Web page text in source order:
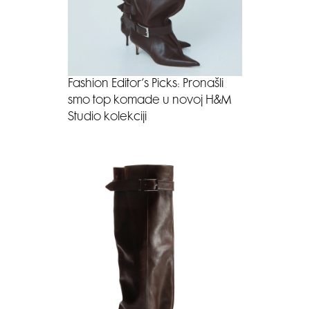
Fashion Editor’s Picks: Pronašli
smo top komade u novoj H&M
Studio kolekciji